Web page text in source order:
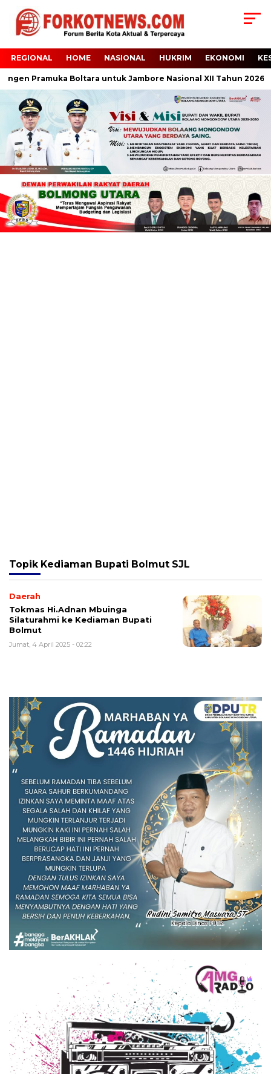
REGIONAL HOME NASIONAL HUKRIM EKONOMI
Pramuka Boltara untuk Jambore Nasional XII Tahun 2026 di
Topik Kediaman Bupati Bolmut SJL
Daerah
Tokmas Hi.Adnan Mbuinga
Silaturahmi ke Kediaman Bupati
Bolmut
Jumat, 4 April 2025 - 02:22